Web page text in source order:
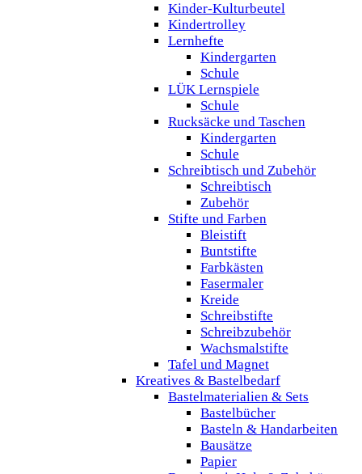
Kinder-Kulturbeutel
Kindertrolley
Lernhefte
Kindergarten
Schule
LÜK Lernspiele
Schule
Rucksäcke und Taschen
Kindergarten
Schule
Schreibtisch und Zubehör
Schreibtisch
Zubehör
Stifte und Farben
Bleistift
Buntstifte
Farbkästen
Fasermaler
Kreide
Schreibstifte
Schreibzubehör
Wachsmalstifte
Tafel und Magnet
Kreatives & Bastelbedarf
Bastelmaterialien & Sets
Bastelbücher
Basteln & Handarbeiten
Bausätze
Papier